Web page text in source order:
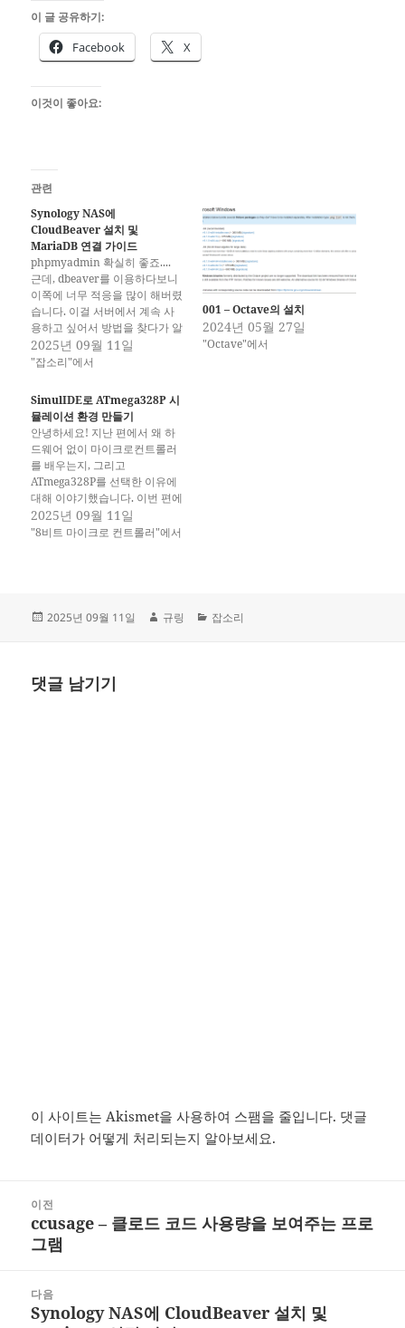
이 글 공유하기:
Facebook X
이것이 좋아요:
관련
Synology NAS에
CloudBeaver 설치 및
MariaDB 연결 가이드
phpmyadmin 확실히 좋죠....
근데, dbeaver를 이용하다보니
이쪽에 너무 적응을 많이 해버렸
습니다. 이걸 서버에서 계속 사
용하고 싶어서 방법을 찾다가 알
게 되었네요. 일단 nas에 적용하
는 방법을 정리해봅니다. 목차
Manager UI로 설치 Docker
Compose로 설치 초기 설정
MariaDB 연결 문제 해결 유용
한 팁 CloudBeaver 소개
CloudBeaver란? DBeaver의
웹 버전 브라우저에서…
2025년 09월 11일
"잡소리"에서
001 – Octave의 설치
2024년 05월 27일
"Octave"에서
SimulIDE로 ATmega328P 시
뮬레이션 환경 만들기
안녕하세요! 지난 편에서 왜 하
드웨어 없이 마이크로컨트롤러
를 배우는지, 그리고
ATmega328P를 선택한 이유에
대해 이야기했습니다. 이번 편에
서는 본격적으로 개발 환경을 구
축해보겠습니다. 무엇을 설치해
AVR-LibC: ATmega328P용 표준
라이브러리 AVRDUDE: 컴파일
그리고 시뮬레이션하는…
2025년 09월 11일
"8비트 마이크로 컨트롤러"에서
작
2025년 09월 11일
글
규링
카
잡소리
댓글 남기기
이 사이트는 Akismet을 사용하여 스팸을 줄입니다. 댓글
데이터가 어떻게 처리되는지 알아보세요.
이전
이
전
ccusage – 클로드 코드 사용량을 보여주는 프로
그램
다음
다
Synology NAS에 CloudBeaver 설치 및